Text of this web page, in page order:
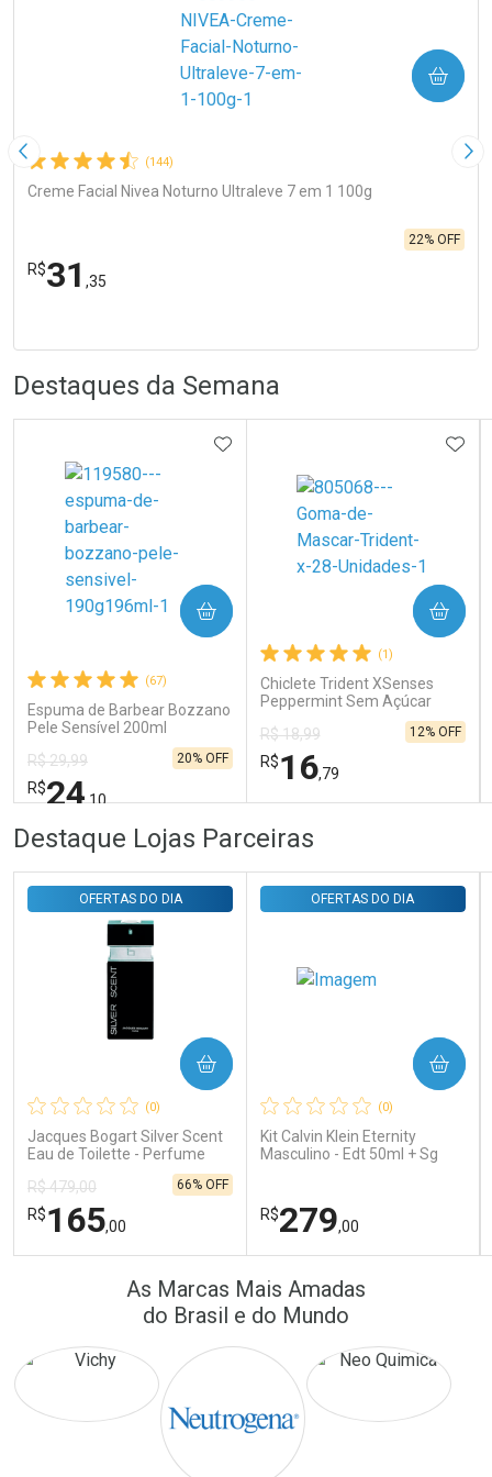
Imagem Anterior (144)
Creme Facial Nivea Noturno Ultraleve 7 em 1 100g
R$31 ,35
22% OFF
COMPRAR
Laboratório
Ativar Desconto
Comprar sem Desconto
Comprar sem Desconto
Destaques da Semana
(67)
Espuma de Barbear Bozzano
Pele Sensível 200ml
R$ 29,99
R$24,10
20% OFF
ADICIONAR AOS FAVORITOS
COMPRAR
FECHAR
Laboratório
Comprar sem Desconto
Por R$ 24,10/cada
FECHAR
Por Menos
Comprar sem Desconto
Por R$ 24,10/cada
(1)
Chiclete Trident XSenses
Peppermint Sem Açúcar
R$ 18,99
R$16,79
12% OFF
COMPRAR
Comprar sem Desconto
Por R$ 16,79/cada
Por Menos
Comprar sem Desconto
Por R$ 16,79/cada
Destaque Lojas Parceiras
(0)
Jacques Bogart Silver Scent
Eau de Toilette - Perfume
OFERTAS DO DIA
R$ 479,00
R$165,00
66% OFF
COMPRAR
FECHAR
FECHAR
Por Menos
(0)
Kit Calvin Klein Eternity
Masculino - Edt 50ml + Sg
OFERTAS DO DIA
R$279,00
COMPRAR
Laboratório
Por Menos
As Marcas Mais Amadas
do Brasil e do Mundo